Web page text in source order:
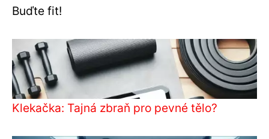
Buďte fit!
Klekačka: Tajná zbraň pro pevné tělo?